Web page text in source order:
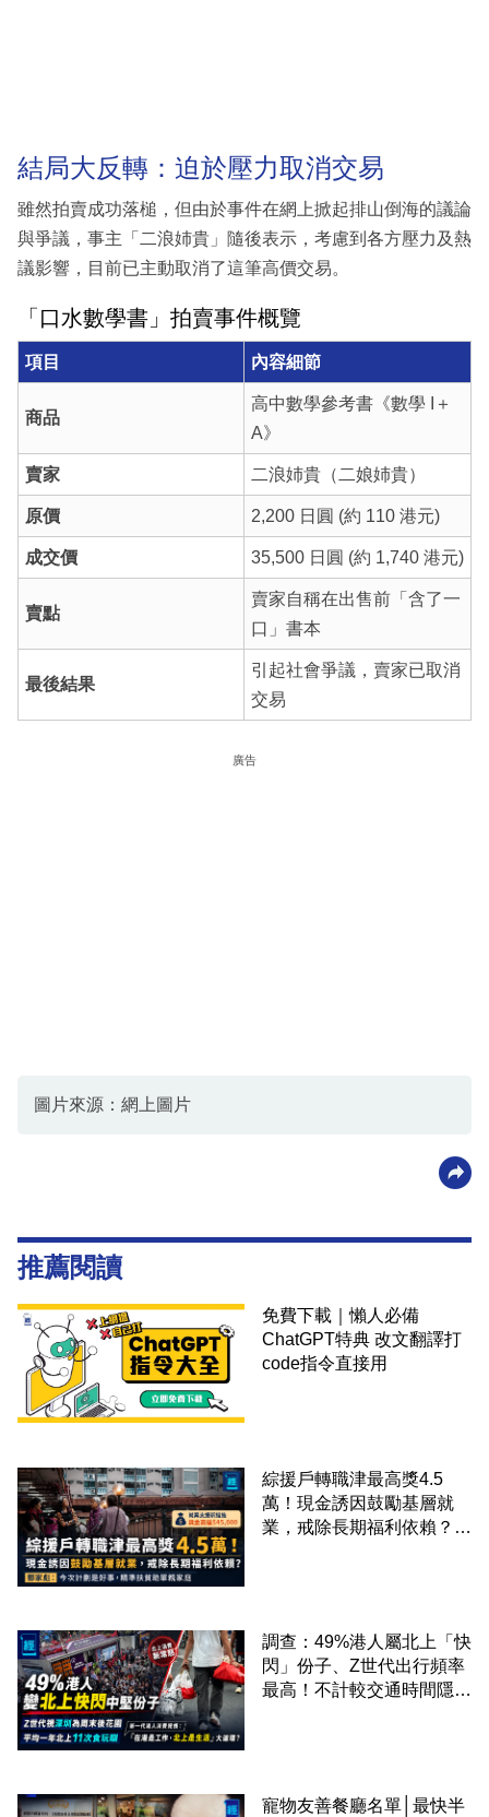
結局大反轉：迫於壓力取消交易
雖然拍賣成功落槌，但由於事件在網上掀起排山倒海的議論
與爭議，事主「二浪姉貴」隨後表示，考慮到各方壓力及熱
議影響，目前已主動取消了這筆高價交易。
「口水數學書」拍賣事件概覽
項目 內容細節
商品
高中數學參考書《數學 I＋
A》
賣家 二浪姉貴（二娘姉貴）
原價 2,200 日圓 (約 110 港元)
成交價 35,500 日圓 (約 1,740 港元)
賣點
賣家自稱在出售前「含了一
口」書本
最後結果
引起社會爭議，賣家已取消
交易
廣告
圖片來源：網上圖片
推薦閱讀
免費下載｜懶人必備
ChatGPT特典 改文翻譯打
code指令直接用
綜援戶轉職津最高獎4.5
萬！現金誘因鼓勵基層就
業，戒除長期福利依賴？鄧
調查：49%港人屬北上「快
閃」份子、Z世代出行頻率
最高！不計較交通時間隱形
寵物友善餐廳名單│最快半